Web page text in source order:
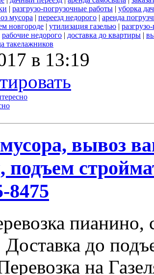
| разгрузо-погрузочные работы | уборка
мусора | переезд недорого | аренда
новгороде | утилизация газелью |
рабочие недорого | доставка до квартиры |
такелажников
в 13:19
вывоз
подъем
8475
до
на